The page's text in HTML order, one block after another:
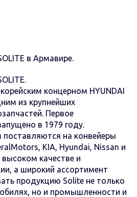
в Армавире.
концерном HYUNDAI
из крупнейших
Первое
в 1979 году.
на конвейеры
KIA, Hyundai, Nissan и
качестве и
а широкий ассортимент
продукцию Solite не только
но и промышленности и